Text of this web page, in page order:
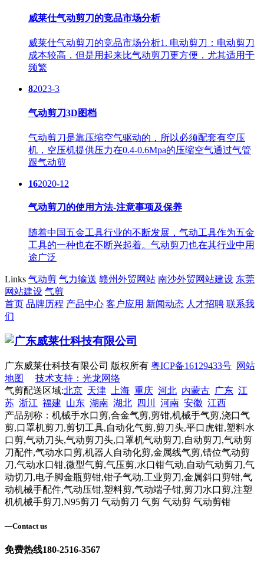
威莱仕气动剪刀的竞品市场分析
威莱仕气动剪刀的竞品市场分析1. 电动剪刀：电动剪刀
成本较高，但是用起来比气动剪刀更方便，尤其适用于
频繁
82023-3
气动剪刀3D图档
气动剪刀是靠压缩空气驱动的，所以必须配套有空压
机，空压机提供压力在0.4-0.6Mpa的压缩空气通过气管
跟气动剪
162020-12
气动剪刀的使用方法-注意事项及保养
随着中国五金工具行业的不断发展，气动工具作为五金
工具的一种也在不断兴起着。气动剪刀也在其行业中用
途广泛
Links 气动剪 气力输送 赣州外贸网站 南沙外贸网站建设 东莞
网站建设 气剪
首页 品牌历程 产品中心 客户应用 新闻动态 人才招聘 联系我
们
广东威莱仕科技有限公司 版权所有 粤ICP备16129433号 网站
地图
技术支持：光龙网络
气剪配送区域:北京 天津 上海 重庆 河北 内蒙古 广东 江
苏 浙江 福建 山东 湖南 湖北 四川 河南 安徽 江西
产品别称：机械手水口剪,合金气剪,剪钳,机械手气剪,浇口气
剪,口罩机剪刀,剪切工具,自动化气剪,剪刀头,平口虎钳,塑料水
口剪,气动刀头,气动剪刀头,口罩机气动剪刀,自动剪刀,气动剪
刀配件,气动水口剪,机器人自动化剪,金属线气剪,错位气动剪
刀,气动水口钳,微型气剪,气压剪,水口钳气动,自动气动剪刀,气
动切刀,电子脚金瓶剪钳,钳子气动,工业剪刀,金属斜口剪钳,气
动机械手配件,气动压钳,塑料剪,气动端子钳,剪刀水口剪,注塑
机机械手剪刀,N95剪刀 气动剪刀 气剪 气动剪 气动剪钳
—Contact us
免费热线180-2516-3567